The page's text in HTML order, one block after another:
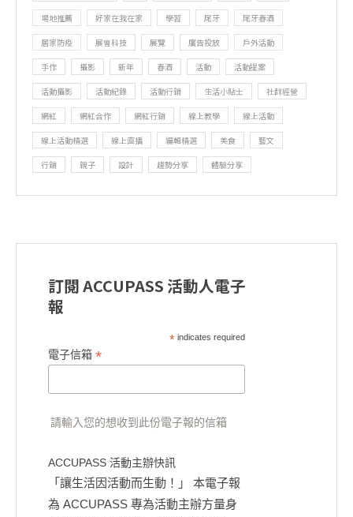
場地推薦 好家在我在家 學習 尾牙 尾牙春酒
居家防疫 展會科技 展覽 廣告投放 戶外活動
手作 攝影 新年 春酒 活動 活動提案
活動攝影 活動紀錄 活動行銷 生活小貼士 社群經營
網紅 網紅合作 網紅行銷 線上教學 線上活動
線上活動精選 線上直播 編輯精選 美食 藝文
行銷 親子 設計 趨勢分享 體驗分享
訂閱 ACCUPASS 活動人電子
報
*indicates required
電子信箱 *
請輸入您的想收到此份電子報的信箱
ACCUPASS 活動主辦快訊
「讓生活因活動而生動！」 本電子報
為 ACCUPASS 專為活動主辦方量身